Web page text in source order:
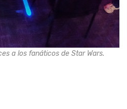
a los fanáticos de Star Wars.